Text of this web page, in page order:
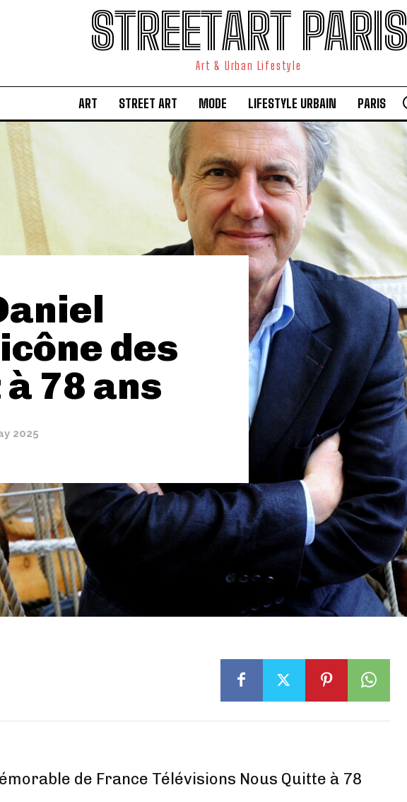
STREETART PARIS
Art & Urban Lifestyle
ART STREET ART MODE LIFESTYLE URBAIN PARIS
des
78 ans
2025
de France Télévisions Nous Quitte à 78